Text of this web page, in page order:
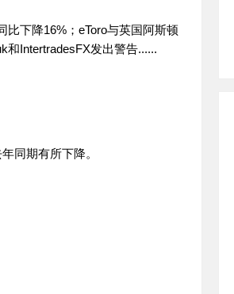
下降16%；eToro与英国阿斯顿
和IntertradesFX发出警告......
同期有所下降。